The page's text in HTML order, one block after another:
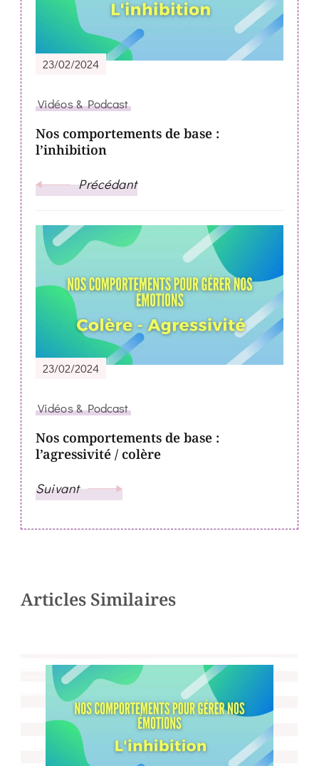
23/02/2024
Vidéos & Podcast
Nos comportements de base :
l’inhibition
Précédant
23/02/2024
Vidéos & Podcast
Nos comportements de base :
l’agressivité / colère
Suivant
Articles Similaires